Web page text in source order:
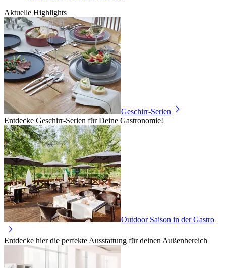
Aktuelle Highlights
Geschirr-Serien
Entdecke Geschirr-Serien für Deine Gastronomie!
Outdoor Saison in der Gastro
Entdecke hier die perfekte Ausstattung für deinen Außenbereich